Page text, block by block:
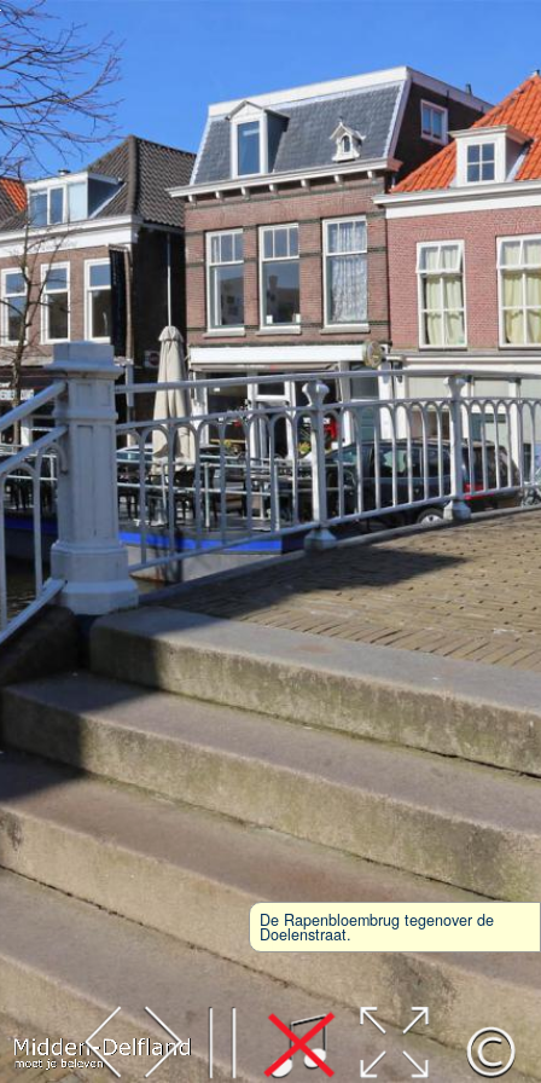
Leaflet| Map data ©OpenStreetMap
contributors,CC-BY-SA, Imagery ©Mapbox
De Rapenbloembrug tegenover de
Doelenstraat.